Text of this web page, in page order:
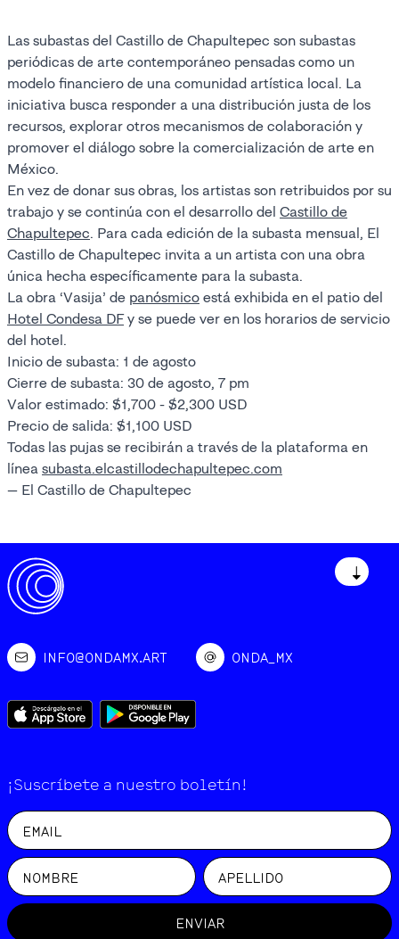
Las subastas del Castillo de Chapultepec son subastas
periódicas de arte contemporáneo pensadas como un
modelo financiero de una comunidad artística local. La
iniciativa busca responder a una distribución justa de los
recursos, explorar otros mecanismos de colaboración y
promover el diálogo sobre la comercialización de arte en
México.
En vez de donar sus obras, los artistas son retribuidos por su
trabajo y se continúa con el desarrollo del Castillo de
Chapultepec. Para cada edición de la subasta mensual, El
Castillo de Chapultepec invita a un artista con una obra
única hecha específicamente para la subasta.
La obra ‘Vasija’ de panósmico está exhibida en el patio del
Hotel Condesa DFy se puede ver en los horarios de servicio
del hotel.
Inicio de subasta: 1 de agosto
Cierre de subasta: 30 de agosto, 7 pm
Valor estimado: $1,700 - $2,300 USD
Precio de salida: $1,100 USD
Todas las pujas se recibirán a través de la plataforma en
línea subasta.elcastillodechapultepec.com
— El Castillo de Chapultepec
↓
INFO@ONDAMX.ART ONDA_MX
¡Suscríbete a nuestro boletín!
ENVIAR